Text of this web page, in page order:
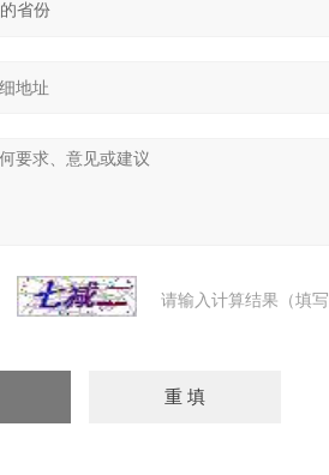
请输入计算结果（填